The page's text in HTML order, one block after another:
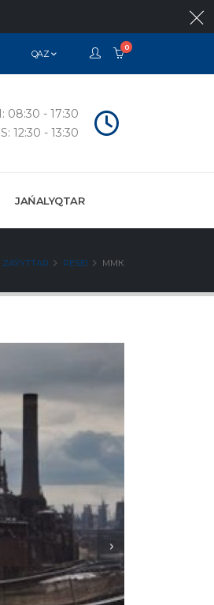
QAZ
0
08:30 - 17:30
12:30 - 13:30
JAŃALYQTAR
ZAÝYTTAR RESEI ММК